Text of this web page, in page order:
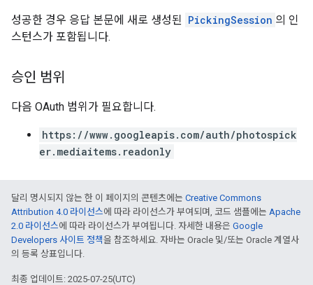
성공한 경우 응답 본문에 새로 생성된 PickingSession 의 인
스턴스가 포함됩니다.
승인 범위
다음 OAuth 범위가 필요합니다.
https://www.googleapis.com/auth/photospick
er.mediaitems.readonly
달리 명시되지 않는 한 이 페이지의 콘텐츠에는 Creative Commons
Attribution 4.0 라이선스에 따라 라이선스가 부여되며, 코드 샘플에는 Apache
2.0 라이선스에 따라 라이선스가 부여됩니다. 자세한 내용은 Google
Developers 사이트 정책을 참조하세요. 자바는 Oracle 및/또는 Oracle 계열사
의 등록 상표입니다.
최종 업데이트: 2025-07-25(UTC)